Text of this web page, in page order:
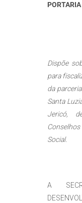
Dispõe
para
da
Santa
Jericó,
Social.
A